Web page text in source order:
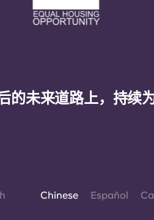
未来道路上，持续
Chinese Español